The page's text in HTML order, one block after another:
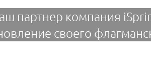
партнер компания
своего